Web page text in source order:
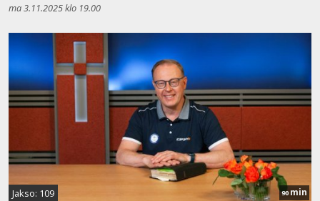
ma 3.11.2025 klo 19.00
Jakso: 109 90 min